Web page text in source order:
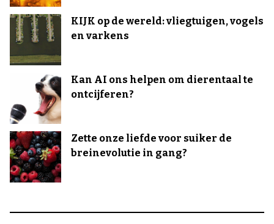
KIJK op de wereld: vliegtuigen, vogels
en varkens
Kan AI ons helpen om dierentaal te
ontcijferen?
Zette onze liefde voor suiker de
breinevolutie in gang?